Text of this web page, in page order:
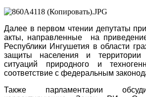
Далее в первом чтении депутаты
акты, направленные на приведение
Республики Ингушетия в области
защиты населения и территории
ситуаций природного и
соответствие с федеральным
Также парламентарии